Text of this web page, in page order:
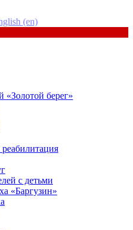
берег»
с детьми
«Баргузин»